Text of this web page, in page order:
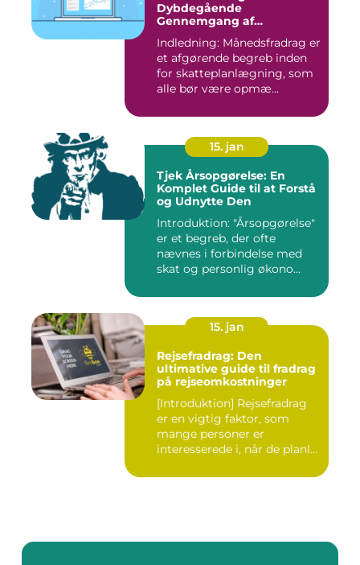
Dybdegående
Gennemgang af
Indledning: Månedsfradrag er
et afgørende begreb inden
for skatteplanlægning, som
alle bør være opmæ...
15. jan
Tjek Årsopgørelse: En
Komplet Guide til at Forstå
og Udnytte Den
Introduktion: "Årsopgørelse"
er et begreb, der ofte
nævnes i forbindelse med
skat og personlig økono...
15. jan
Rejsefradrag: Den
ultimative guide til fradrag
på rejseomkostninger
[Introduktion] Rejsefradrag
er en vigtig faktor, som
mange personer er
interesserede i, når de planl...